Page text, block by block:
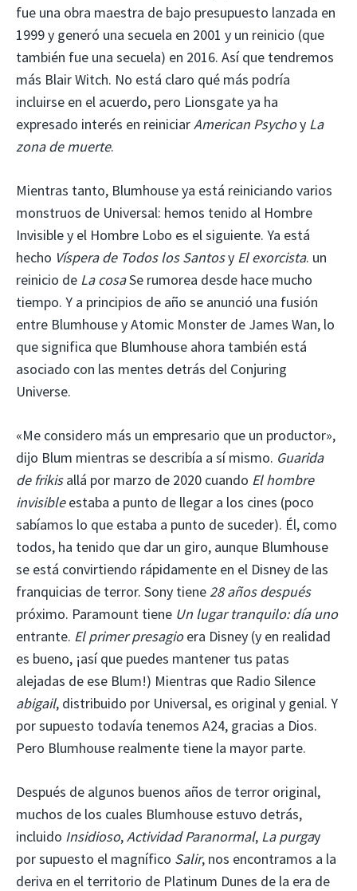
fue una obra maestra de bajo presupuesto lanzada en
1999 y generó una secuela en 2001 y un reinicio (que
también fue una secuela) en 2016. Así que tendremos
más Blair Witch. No está claro qué más podría
incluirse en el acuerdo, pero Lionsgate ya ha
expresado interés en reiniciarAmerican Psychoy La
zona de muerte.
Mientras tanto, Blumhouse ya está reiniciando varios
monstruos de Universal: hemos tenido al Hombre
Invisible y el Hombre Lobo es el siguiente. Ya está
hecho Víspera de Todos los Santosy El exorcista. un
reinicio de La cosaSe rumorea desde hace mucho
tiempo. Y a principios de año se anunció una fusión
entre Blumhouse y Atomic Monster de James Wan, lo
que significa que Blumhouse ahora también está
asociado con las mentes detrás del Conjuring
Universe.
«Me considero más un empresario que un productor»,
dijo Blum mientras se describía a sí mismo. Guarida
de frikisallá por marzo de 2020 cuando El hombre
invisibleestaba a punto de llegar a los cines (poco
sabíamos lo que estaba a punto de suceder). Él, como
todos, ha tenido que dar un giro, aunque Blumhouse
se está convirtiendo rápidamente en el Disney de las
franquicias de terror. Sony tiene28 años después
próximo. Paramount tiene Un lugar tranquilo: día uno
entrante. El primer presagioera Disney (y en realidad
es bueno, ¡así que puedes mantener tus patas
alejadas de ese Blum!) Mientras que Radio Silence
abigail, distribuido por Universal, es original y genial. Y
por supuesto todavía tenemos A24, gracias a Dios.
Pero Blumhouse realmente tiene la mayor parte.
Después de algunos buenos años de terror original,
muchos de los cuales Blumhouse estuvo detrás,
incluido Insidioso,Actividad Paranormal, La purgay
por supuesto el magnífico Salir, nos encontramos a la
deriva en el territorio de Platinum Dunes de la era de